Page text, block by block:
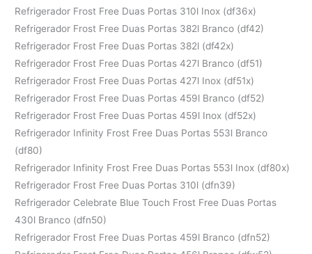
Refrigerador Frost Free Duas Portas 310l Inox (df36x)
Refrigerador Frost Free Duas Portas 382l Branco (df42)
Refrigerador Frost Free Duas Portas 382l (df42x)
Refrigerador Frost Free Duas Portas 427l Branco (df51)
Refrigerador Frost Free Duas Portas 427l Inox (df51x)
Refrigerador Frost Free Duas Portas 459l Branco (df52)
Refrigerador Frost Free Duas Portas 459l Inox (df52x)
Refrigerador Infinity Frost Free Duas Portas 553l Branco
(df80)
Refrigerador Infinity Frost Free Duas Portas 553l Inox (df80x)
Refrigerador Frost Free Duas Portas 310l (dfn39)
Refrigerador Celebrate Blue Touch Frost Free Duas Portas
430l Branco (dfn50)
Refrigerador Frost Free Duas Portas 459l Branco (dfn52)